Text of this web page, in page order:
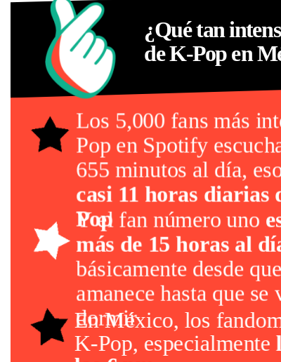
¿Qué tan
de K-Pop en
Los 5,000 fans más
Pop en Spotify
655 minutos al día,
casi 11 horas diarias
Pop
Y el fan número uno
más de 15 horas al
básicamente desde que
amanece hasta que se
dormir
En México, los
K-Pop, especialmente